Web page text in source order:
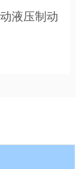
液压制动